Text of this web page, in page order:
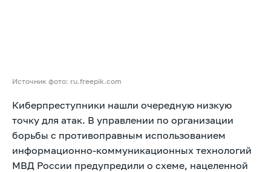
Источник фото: ru.freepik.com
Киберпреступники нашли очередную низкую
точку для атак. В управлении по организации
борьбы с противоправным использованием
информационно-коммуникационных технологий
МВД России предупредили о схеме, нацеленной